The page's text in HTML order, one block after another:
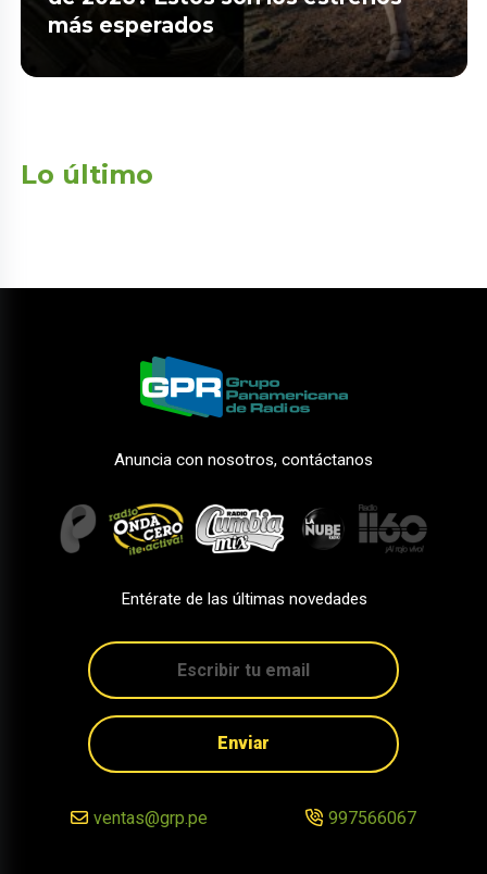
más esperados
Lo último
Anuncia con nosotros, contáctanos
Entérate de las últimas novedades
Enviar
ventas@grp.pe 997566067